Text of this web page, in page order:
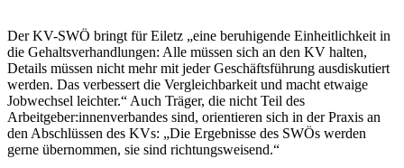
Der KV-SWÖ bringt für Eiletz „eine beruhigende Einheitlichkeit in
die Gehaltsverhandlungen: Alle müssen sich an den KV halten,
Details müssen nicht mehr mit jeder Geschäftsführung ausdiskutiert
werden. Das verbessert die Vergleichbarkeit und macht etwaige
Jobwechsel leichter.“ Auch Träger, die nicht Teil des
Arbeitgeber:innenverbandes sind, orientieren sich in der Praxis an
den Abschlüssen des KVs: „Die Ergebnisse des SWÖs werden
gerne übernommen, sie sind richtungsweisend.“